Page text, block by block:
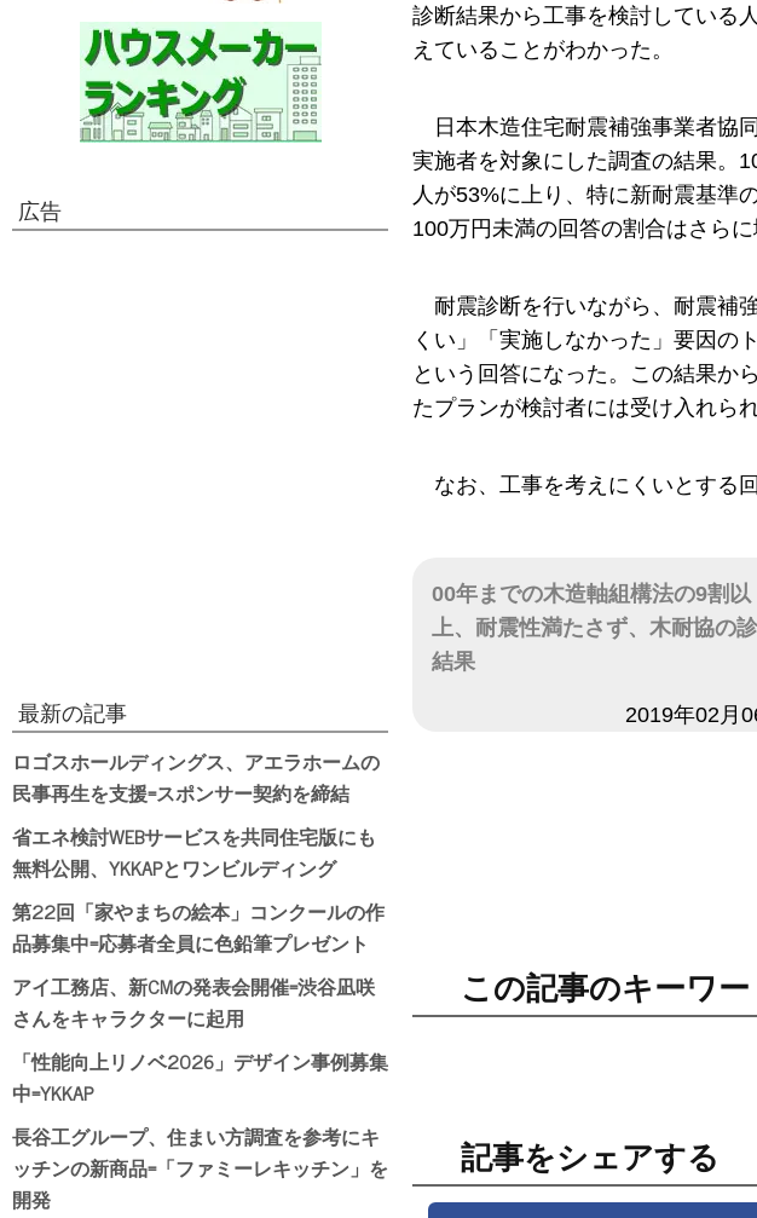
診断結果から工事を検討している
えていることがわかった。
日本木造住宅耐震補強事業者協
実施者を対象にした調査の結果。
人が53%に上り、特に新耐震基準
100万円未満の回答の割合はさらに
耐震診断を行いながら、耐震補
くい」「実施しなかった」要因の
という回答になった。この結果か
たプランが検討者には受け入れら
なお、工事を考えにくいとする
00年までの木造軸組構法の9割以
上、耐震性満たさず、木耐協の
結果
2019年02月
この記事のキーワー
記事をシェアする
広告
最新の記事
ロゴスホールディングス、アエラホームの
民事再生を支援=スポンサー契約を締結
省エネ検討WEBサービスを共同住宅版にも
無料公開、YKKAPとワンビルディング
第22回「家やまちの絵本」コンクールの作
品募集中=応募者全員に色鉛筆プレゼント
アイ工務店、新CMの発表会開催=渋谷凪咲
さんをキャラクターに起用
「性能向上リノベ2026」デザイン事例募集
中=YKKAP
長谷工グループ、住まい方調査を参考にキ
ッチンの新商品=「ファミーレキッチン」を
開発